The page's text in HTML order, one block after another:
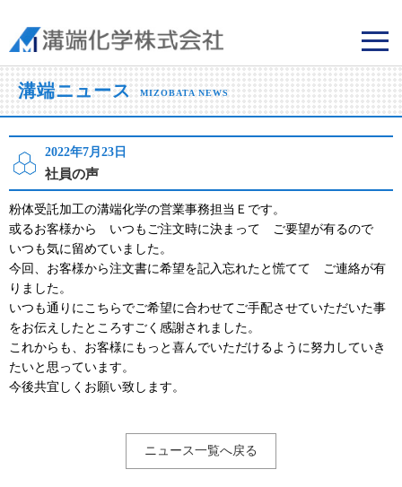
溝端化学株式会社
溝端ニュース MIZOBATA NEWS
2022年7月23日
社員の声
粉体受託加工の溝端化学の営業事務担当Ｅです。
或るお客様から いつもご注文時に決まって ご要望が有るので
いつも気に留めていました。
今回、お客様から注文書に希望を記入忘れたと慌てて ご連絡が有
りました。
いつも通りにこちらでご希望に合わせてご手配させていただいた事
をお伝えしたところすごく感謝されました。
これからも、お客様にもっと喜んでいただけるように努力していき
たいと思っています。
今後共宜しくお願い致します。
ニュース一覧へ戻る